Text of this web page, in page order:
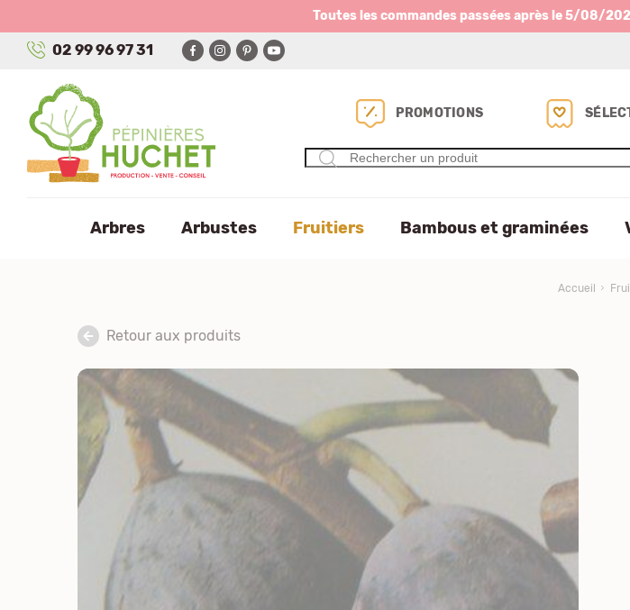
Toutes les commandes passées après le 5/08/
02 99 96 97 31
PROMOTIONS
Arbres Arbustes Fruitiers Bambous et graminées
Accueil
Retour aux produits